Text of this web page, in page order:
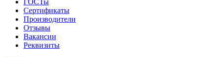
ГОСТы
Сертификаты
Производители
Отзывы
Вакансии
Реквизиты